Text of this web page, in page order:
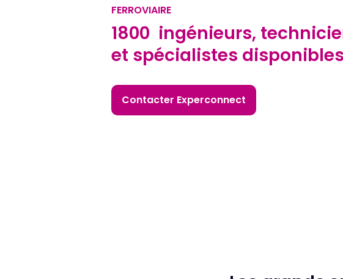
FERROVIAIRE
1800 ingénieurs,
et spécialistes disponibles
Contacter Experconnect